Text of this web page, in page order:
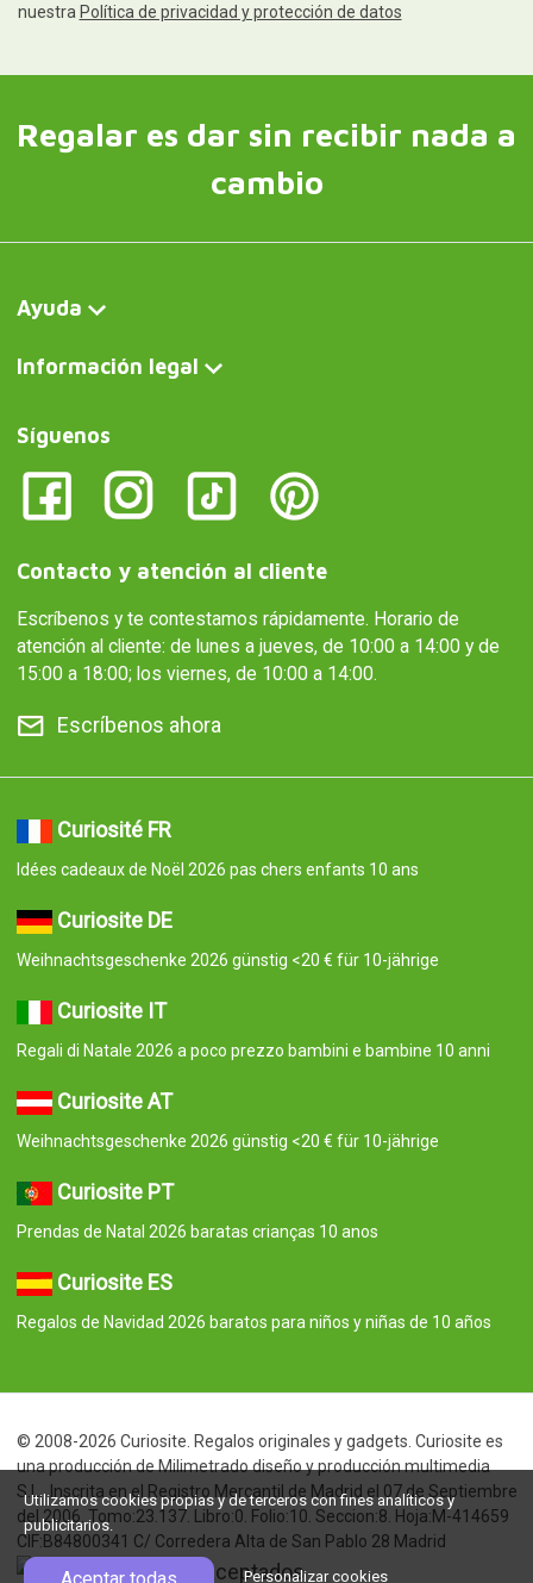
nuestra Política de privacidad y protección de datos
Regalar es dar sin recibir nada a
cambio
Ayuda
Información legal
Síguenos
Contacto y atención al cliente
Escríbenos y te contestamos rápidamente. Horario de
atención al cliente: de lunes a jueves, de 10:00 a 14:00 y de
15:00 a 18:00; los viernes, de 10:00 a 14:00.
Escríbenos ahora
Curiosité FR
Idées cadeaux de Noël 2026 pas chers enfants 10 ans
Curiosite DE
Weihnachtsgeschenke 2026 günstig <20 € für 10-jährige
Curiosite IT
Regali di Natale 2026 a poco prezzo bambini e bambine 10 anni
Curiosite AT
Weihnachtsgeschenke 2026 günstig <20 € für 10-jährige
Curiosite PT
Prendas de Natal 2026 baratas crianças 10 anos
Curiosite ES
Regalos de Navidad 2026 baratos para niños y niñas de 10 años
© 2008-2026 Curiosite. Regalos originales y gadgets. Curiosite es
una producción de Milimetrado diseño y producción multimedia
S.L.. Inscrita en el Registro Mercantil de Madrid el 07 de Septiembre
del 2006. Tomo:23.137. Libro:0. Folio:10. Seccion:8. Hoja:M-414659
CIF:B84800341 C/ Corredera Alta de San Pablo 28 Madrid
Utilizamos cookies propias y de terceros con fines analíticos y
publicitarios.
Personalizar cookies